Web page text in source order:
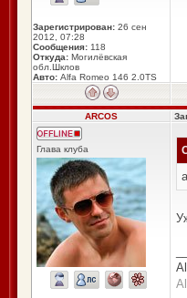
Зарегистрирован: 26 сен
2012, 07:28
Сообщения: 118
Откуда: Могилёвская
обл.Шклов
Авто: Alfa Romeo 146 2.0TS
ARCOS
Глава клуба